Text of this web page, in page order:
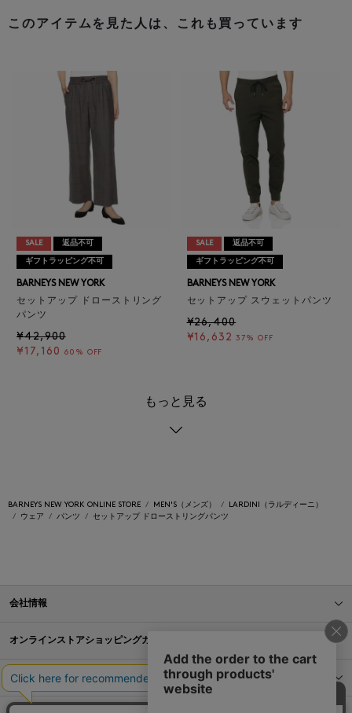
このアイテムを見た人は、これも買っています
SALE 返品不可
ギフトラッピング不可
BARNEYS NEW YORK
セットアップ ドローストリング
パンツ
¥42,900
¥17,160
60% OFF
SALE 返品不可
ギフトラッピング不可
BARNEYS NEW YORK
セットアップ スウェットパンツ
¥26,400
¥16,632 37% OFF
もっと見る
BARNEYS NEW YORK ONLINE STORE MEN'S（メンズ）
LARDINI（ラルディーニ）
ウェア
パンツ セットアップ ドローストリングパンツ
会社情報
オンラインストアショッピングガイド
店舗情報